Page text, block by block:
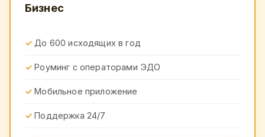
Бизнес
До 600 исходящих в год
Роуминг с операторами ЭДО
Мобильное приложение
Поддержка 24/7